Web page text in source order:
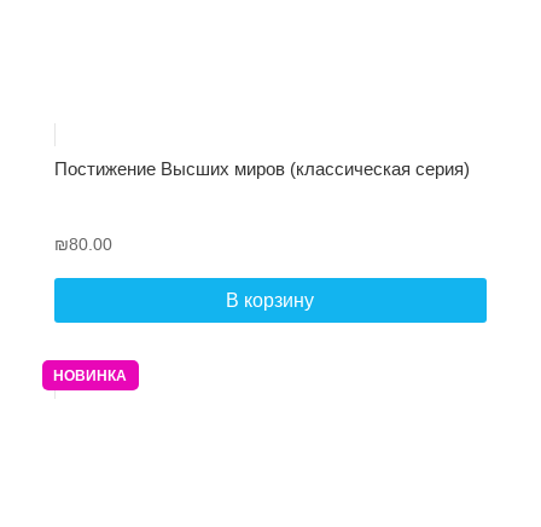
Постижение Высших миров (классическая серия)
₪80.00
В корзину
НОВИНКА